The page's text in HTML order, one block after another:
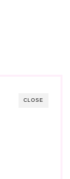
CLOSE